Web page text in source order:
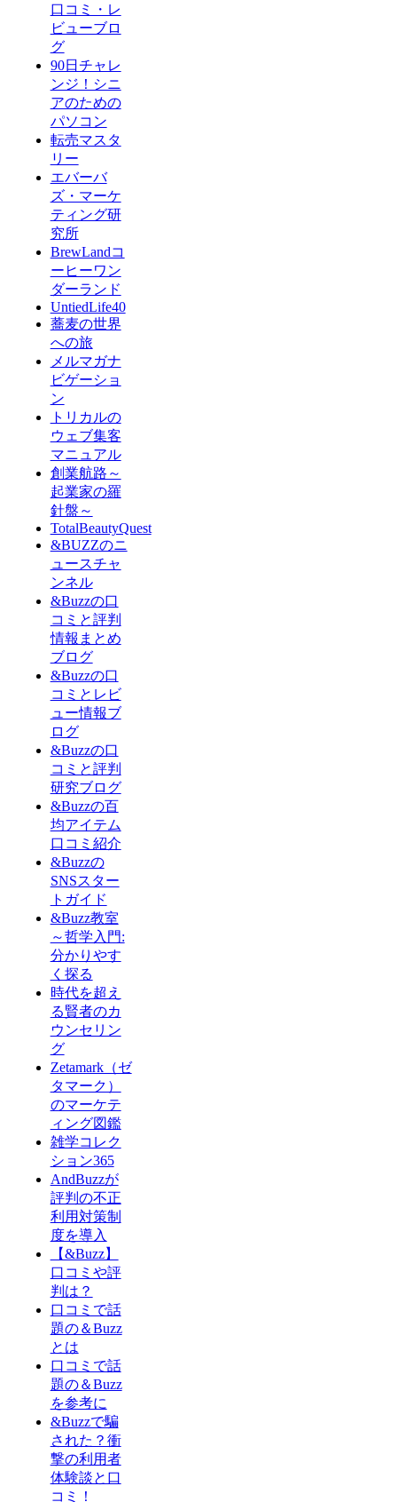
口コミ・レ
ビューブロ
グ
90日チャレ
ンジ！シニ
アのための
パソコン
転売マスタ
リー
エバーバ
ズ・マーケ
ティング研
究所
BrewLandコ
ーヒーワン
ダーランド
UntiedLife40
蕎麦の世界
への旅
メルマガナ
ビゲーショ
ン
トリカルの
ウェブ集客
マニュアル
創業航路～
起業家の羅
針盤～
TotalBeautyQuest
&BUZZのニ
ュースチャ
ンネル
&Buzzの口
コミと評判
情報まとめ
ブログ
&Buzzの口
コミとレビ
ュー情報ブ
ログ
&Buzzの口
コミと評判
研究ブログ
&Buzzの百
均アイテム
口コミ紹介
&Buzzの
SNSスター
トガイド
&Buzz教室
～哲学入門:
分かりやす
く探る
時代を超え
る賢者のカ
ウンセリン
グ
Zetamark（ゼ
タマーク）
のマーケテ
ィング図鑑
雑学コレク
ション365
AndBuzzが
評判の不正
利用対策制
度を導入
【&Buzz】
口コミや評
判は？
口コミで話
題の＆Buzz
とは
口コミで話
題の＆Buzz
を参考に
&Buzzで騙
された？衝
撃の利用者
体験談と口
コミ！